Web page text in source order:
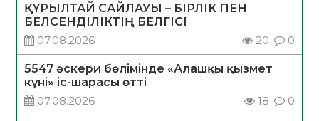
ҚҰРЫЛТАЙ САЙЛАУЫ – БІРЛІК ПЕН
БЕЛСЕНДІЛІКТІҢ БЕЛГІСІ
07.08.2026
20 0
5547 әскери бөлімінде «Алғашқы қызмет
күні» іс-шарасы өтті
07.08.2026
18 0